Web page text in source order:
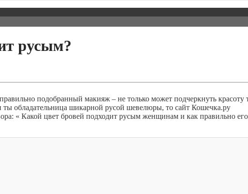
русым?
подобранный макияж – не только может подчеркнуть красоту
ты обладательница шикарной русой шевелюры, то сайт Кошечка.ру
« Какой цвет бровей подходит русым женщинам и как правильно его